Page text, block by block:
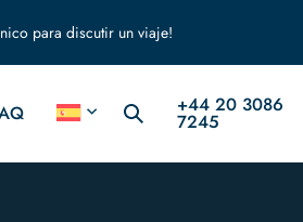
para discutir un viaje!
+44 20 3086
7245